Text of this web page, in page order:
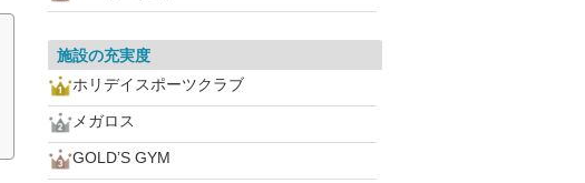
施設の充実度
ホリデイスポーツクラブ
メガロス
GOLD’S GYM